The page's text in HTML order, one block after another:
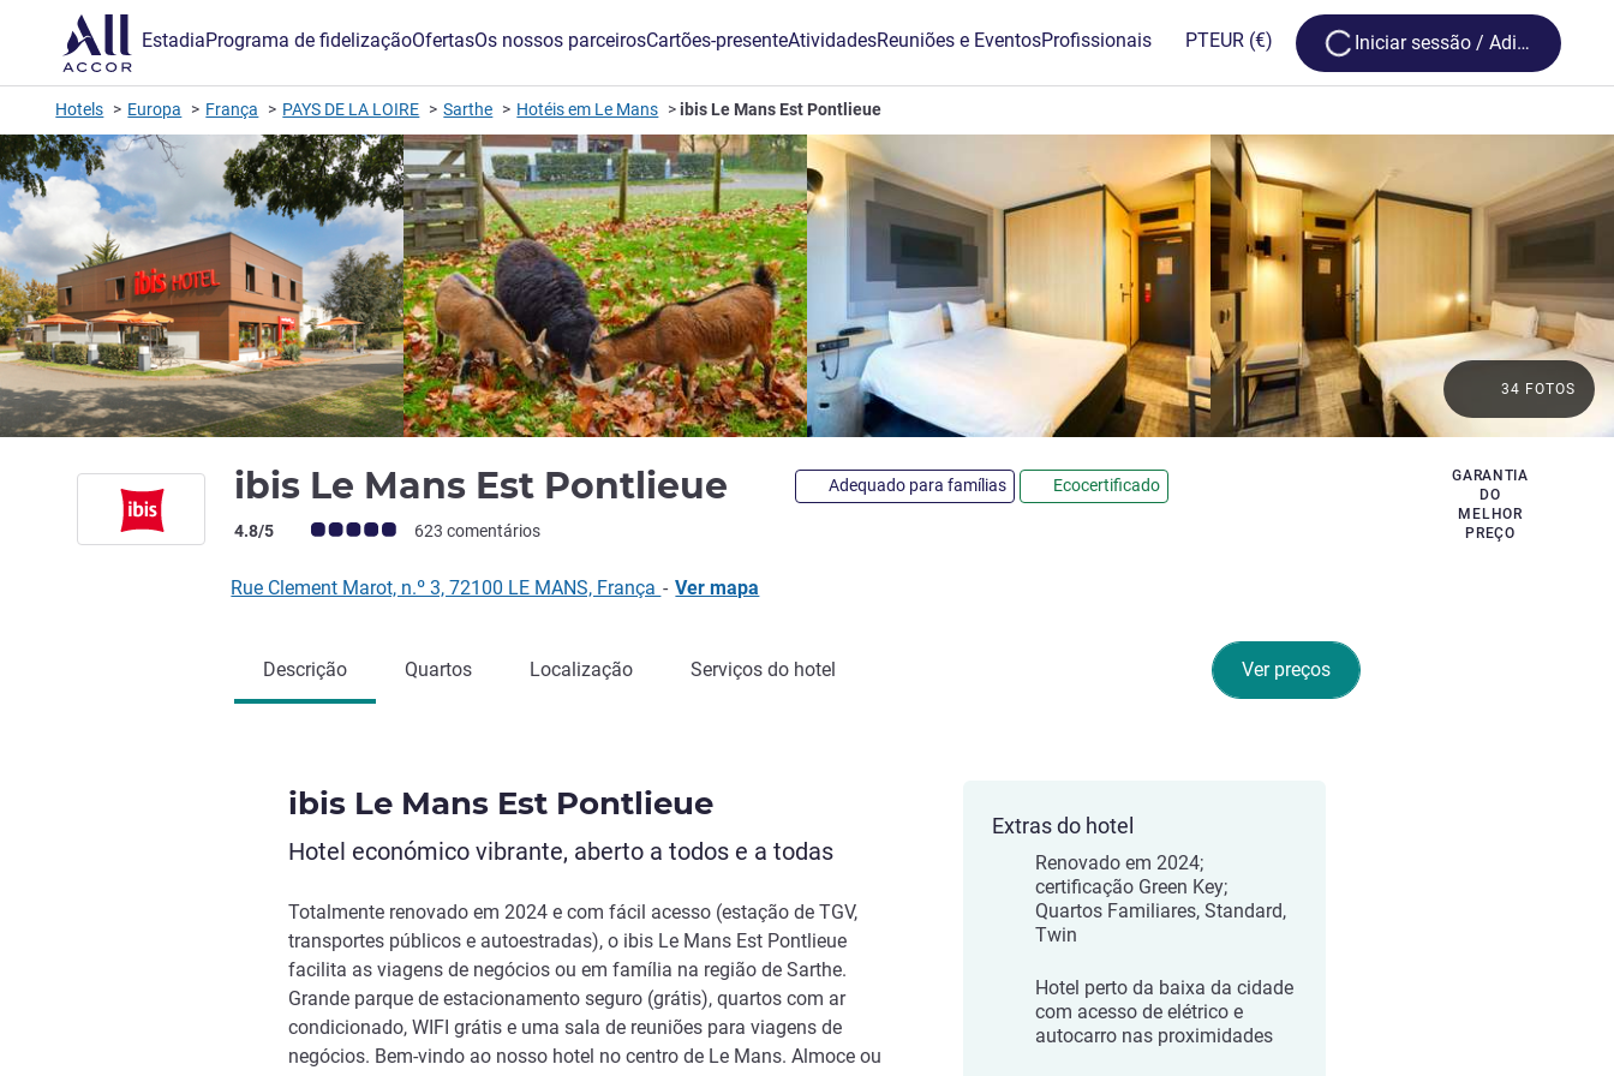
EstadiaPrograma de fidelizaçãoOfertasOs nossos parceirosCartões-presenteAtividadesReuniões e EventosProfissionais PTEUR (€) Loading...
Iniciar sessão / Adira
Hotels Europa França PAYS DE LA LOIRE Sarthe Hotéis em Le Mans ibis Le Mans Est Pontlieue
ibis Le Mans Est Pontlieue 3 estrelas
Adequado para famílias Ecocertificado
Nota clientes Avis (Classificação ALL)
4.8/5 623 comentários
GARANTIA
DO
MELHOR
PREÇO
34 FOTOS
Rue Clement Marot, n.º 3, 72100 LE MANS, França - Ver mapa
Ver preços
Descrição Quartos Localização Serviços do hotel
ibis Le Mans Est Pontlieue
Hotel económico vibrante, aberto a todos e a todas
Totalmente renovado em 2024 e com fácil acesso (estação de TGV,
transportes públicos e autoestradas), o ibis Le Mans Est Pontlieue
facilita as viagens de negócios ou em família na região de Sarthe.
Grande parque de estacionamento seguro (grátis), quartos com ar
condicionado, WIFI grátis e uma sala de reuniões para viagens de
negócios. Bem-vindo ao nosso hotel no centro de Le Mans. Almoce ou
Extras do hotel
Renovado em 2024;
certificação Green Key;
Quartos Familiares, Standard,
Twin
Hotel perto da baixa da cidade
com acesso de elétrico e
autocarro nas proximidades